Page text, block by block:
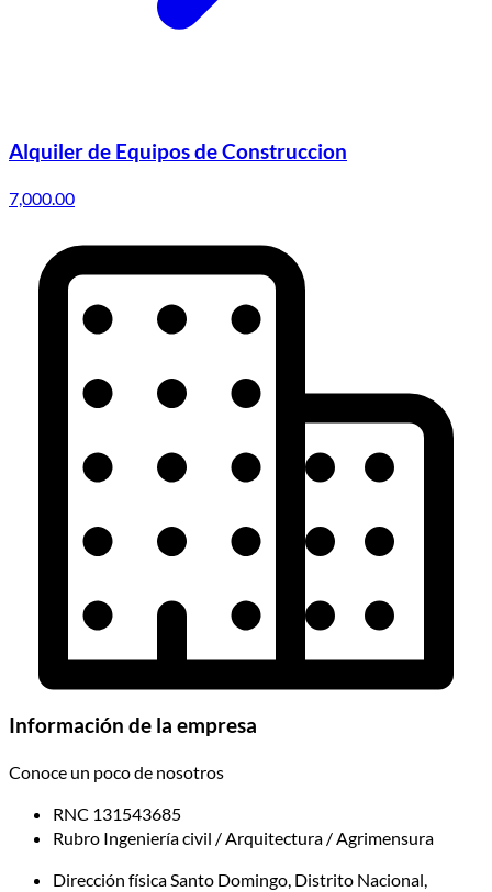
Alquiler de Equipos de Construccion
7,000.00
Información de la empresa
Conoce un poco de nosotros
RNC 131543685
Rubro Ingeniería civil / Arquitectura / Agrimensura
Dirección físicaSanto Domingo, Distrito Nacional,